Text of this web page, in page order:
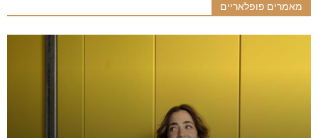
מאמרים פופלאריים